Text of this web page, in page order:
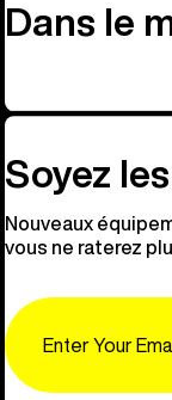
Dans le
Soyez
Nouveaux
vous ne raterez